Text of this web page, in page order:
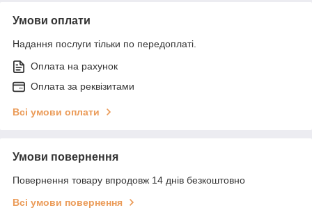
Умови оплати
Надання послуги тільки по передоплаті.
Оплата на рахунок
Оплата за реквізитами
Всі умови оплати
Умови повернення
Повернення товару впродовж 14 днів безкоштовно
Всі умови повернення